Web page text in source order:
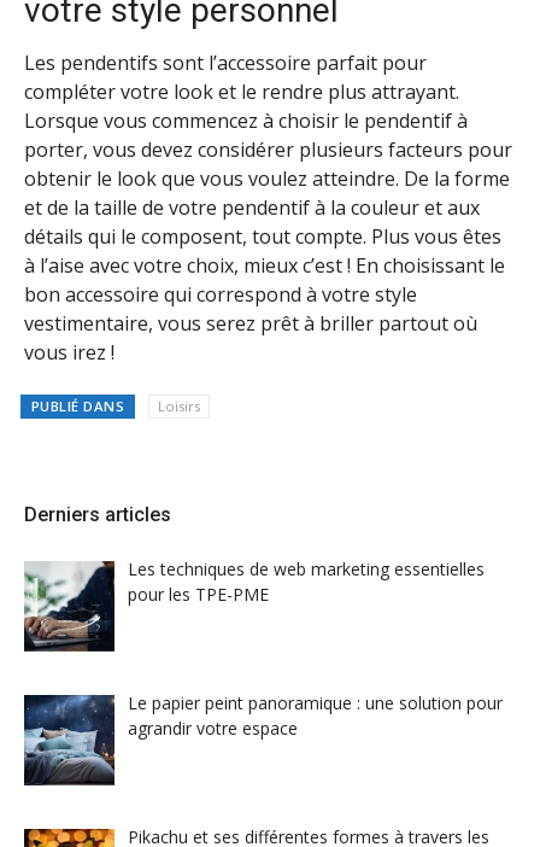
votre style personnel
Les pendentifs sont l’accessoire parfait pour
compléter votre look et le rendre plus attrayant.
Lorsque vous commencez à choisir le pendentif à
porter, vous devez considérer plusieurs facteurs pour
obtenir le look que vous voulez atteindre. De la forme
et de la taille de votre pendentif à la couleur et aux
détails qui le composent, tout compte. Plus vous êtes
à l’aise avec votre choix, mieux c’est ! En choisissant le
bon accessoire qui correspond à votre style
vestimentaire, vous serez prêt à briller partout où
vous irez !
PUBLIÉ DANS Loisirs
Derniers articles
Les techniques de web marketing essentielles
pour les TPE-PME
Le papier peint panoramique : une solution pour
agrandir votre espace
Pikachu et ses différentes formes à travers les